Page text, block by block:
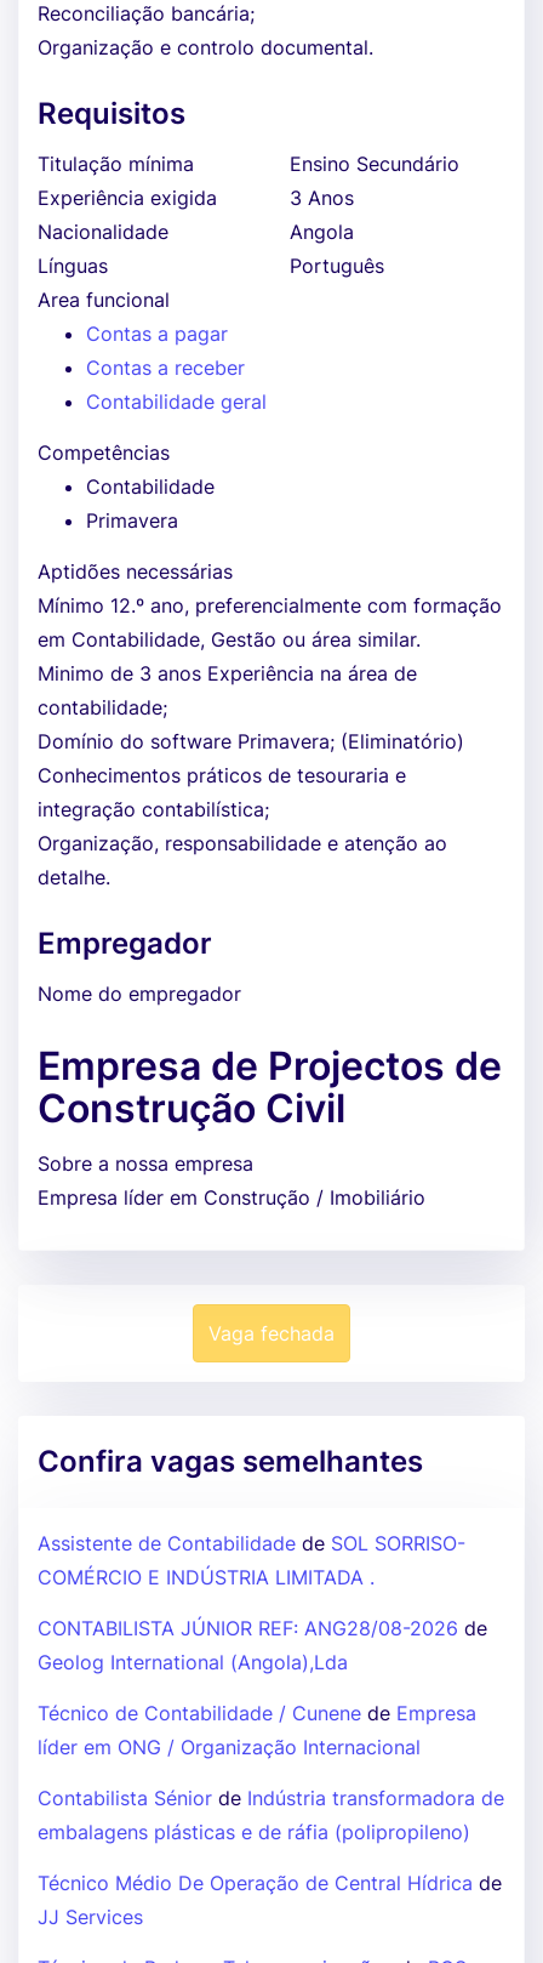
Reconciliação bancária;
Organização e controlo documental.
Requisitos
Titulação mínima
Ensino Secundário
Experiência exigida
3 Anos
Nacionalidade
Angola
Línguas
Português
Area funcional
Contas a pagar
Contas a receber
Contabilidade geral
Competências
Contabilidade
Primavera
Aptidões necessárias
Mínimo 12.º ano, preferencialmente com formação
em Contabilidade, Gestão ou área similar.
Minimo de 3 anos Experiência na área de
contabilidade;
Domínio do software Primavera; (Eliminatório)
Conhecimentos práticos de tesouraria e
integração contabilística;
Organização, responsabilidade e atenção ao
detalhe.
Empregador
Nome do empregador
Empresa de Projectos de
Construção Civil
Sobre a nossa empresa
Empresa líder em Construção / Imobiliário
Vaga fechada
Confira vagas semelhantes
Assistente de Contabilidade de SOL SORRISO-
COMÉRCIO E INDÚSTRIA LIMITADA .
CONTABILISTA JÚNIOR REF: ANG28/08-2026 de
Geolog International (Angola),Lda
Técnico de Contabilidade / Cunene de Empresa
líder em ONG / Organização Internacional
Contabilista Sénior de Indústria transformadora de
embalagens plásticas e de ráfia (polipropileno)
Técnico Médio De Operação de Central Hídrica de
JJ Services